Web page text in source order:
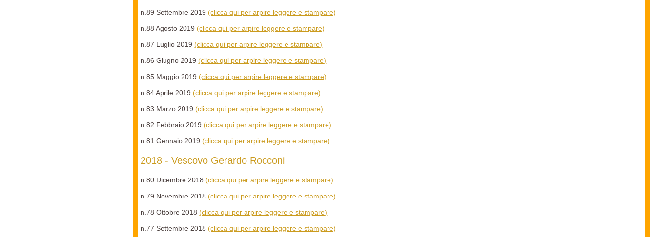
n.89 Settembre 2019(clicca qui per arpire leggere e stampare)
n.88 Agosto 2019(clicca qui per arpire leggere e stampare)
n.87 Luglio 2019(clicca qui per arpire leggere e stampare)
n.86 Giugno 2019(clicca qui per arpire leggere e stampare)
n.85 Maggio 2019(clicca qui per arpire leggere e stampare)
n.84 Aprile 2019(clicca qui per arpire leggere e stampare)
n.83 Marzo 2019(clicca qui per arpire leggere e stampare)
n.82 Febbraio 2019(clicca qui per arpire leggere e stampare)
n.81 Gennaio 2019(clicca qui per arpire leggere e stampare)
2018 - Vescovo Gerardo Rocconi
n.80 Dicembre 2018(clicca qui per arpire leggere e stampare)
n.79 Novembre 2018(clicca qui per arpire leggere e stampare)
n.78 Ottobre 2018(clicca qui per arpire leggere e stampare)
n.77 Settembre 2018(clicca qui per arpire leggere e stampare)